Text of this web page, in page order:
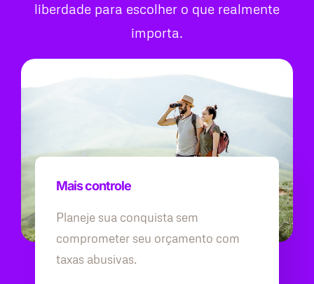
liberdade para escolher o que realmente
importa.
Mais controle
Planeje sua conquista sem
comprometer seu orçamento com
taxas abusivas.